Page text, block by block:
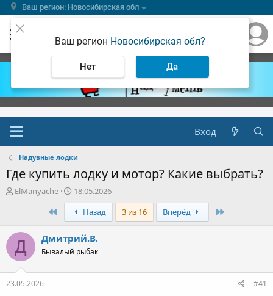
Ваш регион: Новосибирская обл
Ваш регион Новосибирская обл?
Нет Да
Вход
Надувные лодки
Где купить лодку и мотор? Какие выбрать?
А
р
т
е
ы
ElManyache
Д
а
т
а
н
ч
18.05.2026
ПервыйНазад 3 из 16 Вперёд
Д Дмитрий.В.
Бывалый рыбак
23.05.2026 #41